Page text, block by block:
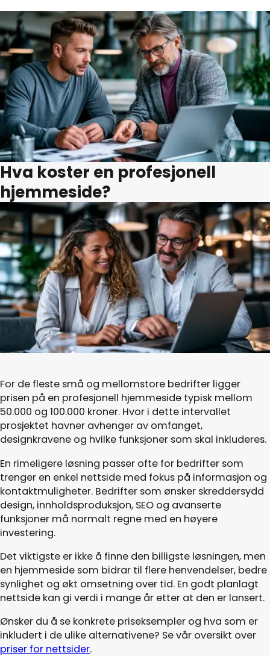
Hva koster en profesjonell
hjemmeside?
For de fleste små og mellomstore bedrifter ligger
prisen på en profesjonell hjemmeside typisk mellom
50.000 og 100.000 kroner. Hvor i dette intervallet
prosjektet havner avhenger av omfanget,
designkravene og hvilke funksjoner som skal inkluderes.
En rimeligere løsning passer ofte for bedrifter som
trenger en enkel nettside med fokus på informasjon og
kontaktmuligheter. Bedrifter som ønsker skreddersydd
design, innholdsproduksjon, SEO og avanserte
funksjoner må normalt regne med en høyere
investering.
Det viktigste er ikke å finne den billigste løsningen, men
en hjemmeside som bidrar til flere henvendelser, bedre
synlighet og økt omsetning over tid. En godt planlagt
nettside kan gi verdi i mange år etter at den er lansert.
Ønsker du å se konkrete priseksempler og hva som er
inkludert i de ulike alternativene? Se vår oversikt over
priser for nettsider.